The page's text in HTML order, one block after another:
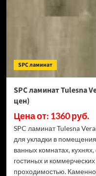
SPC ламинат
SPC ламинат Tulesna
цен)
Цена от: 1360 руб.
SPC ламинат Tulesna
для укладки в
ванных комнатах,
гостиных и
проходимостью.